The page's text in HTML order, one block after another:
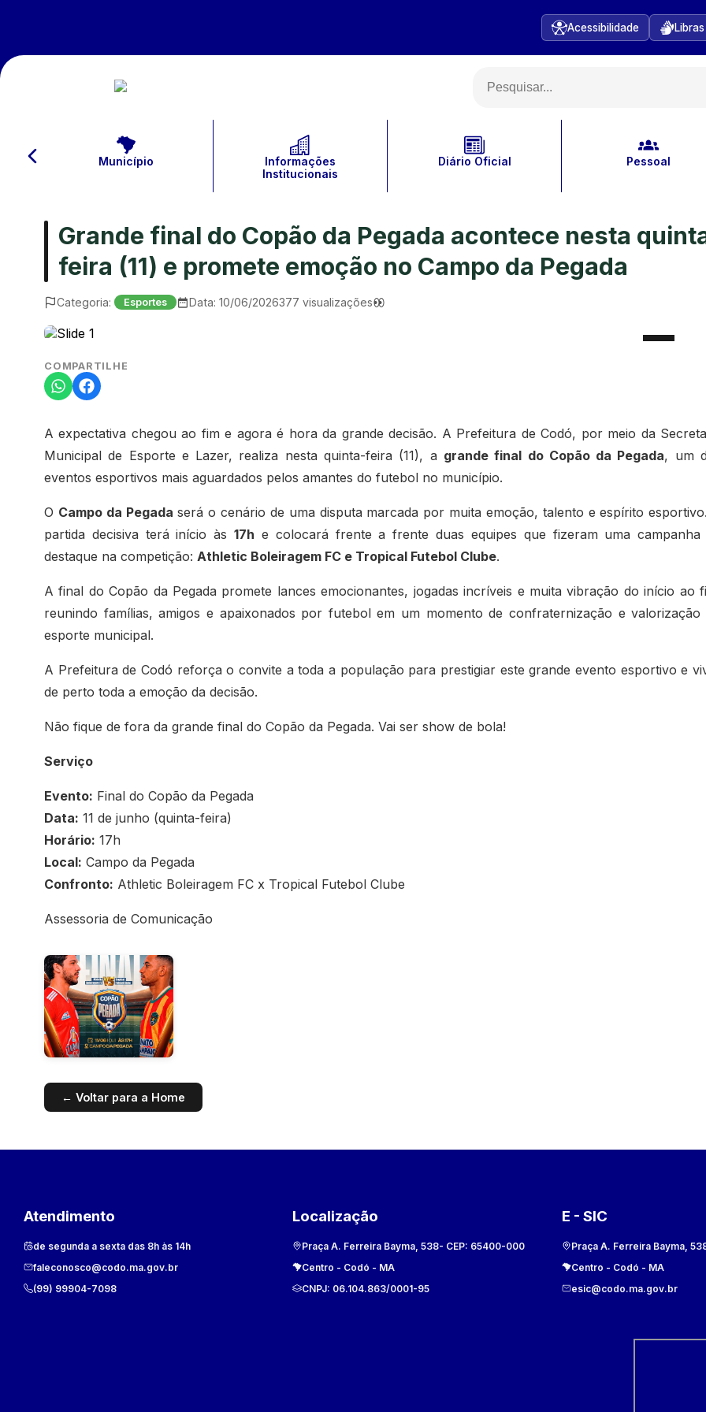
Acessibilidade Libras
Município
Informações
Institucionais
Diário Oficial Pessoal
Grande final do Copão da Pegada acontece nesta
feira (11) e promete emoção no Campo da Pegada
Categoria: Esportes Data: 10/06/2026377 visualizações
COMPARTILHE
A expectativa chegou ao fim e agora é hora da grande decisão. A Prefeitura de Codó, por meio da
Municipal de Esporte e Lazer, realiza nesta quinta-feira (11), a grande final do Copão da Pegada, um
eventos esportivos mais aguardados pelos amantes do futebol no município.
O Campo da Pegada será o cenário de uma disputa marcada por muita emoção, talento e espírito
partida decisiva terá início às17h e colocará frente a frente duas equipes que fizeram uma campanha
destaque na competição: Athletic Boleiragem FC e Tropical Futebol Clube.
A final do Copão da Pegada promete lances emocionantes, jogadas incríveis e muita vibração do início ao
reunindo famílias, amigos e apaixonados por futebol em um momento de confraternização e valorização
esporte municipal.
A Prefeitura de Codó reforça o convite a toda a população para prestigiar este grande evento esportivo e
de perto toda a emoção da decisão.
Não fique de fora da grande final do Copão da Pegada. Vai ser show de bola!
Serviço
Evento: Final do Copão da Pegada
Data: 11 de junho (quinta-feira)
Horário: 17h
Local: Campo da Pegada
Confronto: Athletic Boleiragem FC x Tropical Futebol Clube
Assessoria de Comunicação
← Voltar para a Home
Atendimento
de segunda a sexta das 8h às 14h
faleconosco@codo.ma.gov.br
(99) 99904-7098
Localização
Praça A. Ferreira Bayma, 538- CEP: 65400-000
Centro - Codó - MA
CNPJ: 06.104.863/0001-95
E - SIC
Praça A. Ferreira Bayma,
Centro - Codó - MA
esic@codo.ma.gov.br